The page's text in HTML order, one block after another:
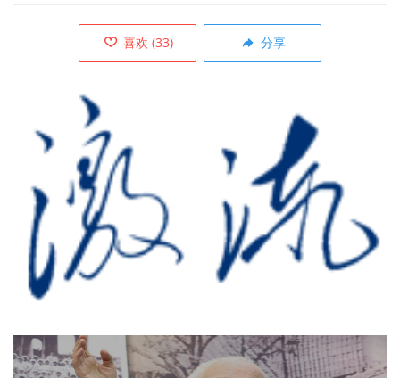
喜欢 (33) 分享